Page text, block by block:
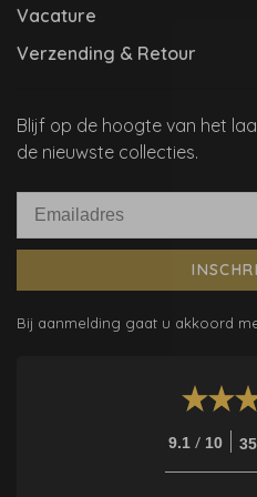
Vacature
Verzending & Retour
Blijf op de hoogte van het
de nieuwste collecties.
Bij aanmelding gaat u akkoord
9.1 / 10